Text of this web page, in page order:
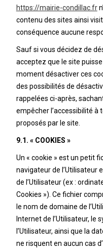
https://mairie-condillac.fr
contenu des sites ainsi
conséquence aucune
Sauf si vous décidez de
acceptez que le site
moment désactiver ces
des possibilités de
rappelées ci-après,
empêcher l’accessibilité à
proposés par le site.
9.1. « COOKIES »
Un « cookie » est un petit
navigateur de l’Utilisateur
de l’Utilisateur (ex :
Cookies »). Ce fichier
le nom de domaine de
Internet de l’Utilisateur, le
l’Utilisateur, ainsi que la
ne risquent en aucun cas